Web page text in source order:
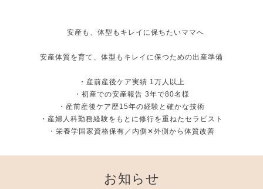
安産も、体型もキレイに保ちたいママへ
安産体質を育て、体型もキレイに保つための出産準備
・産前産後ケア実績 1万人以上
・初産での安産報告 3年で80名様
・産前産後ケア歴15年の経験と確かな技術
・産婦人科勤務経験をもとに修行を重ねたセラピスト
・栄養学国家資格保有／内側✕外側から体質改善
お知らせ